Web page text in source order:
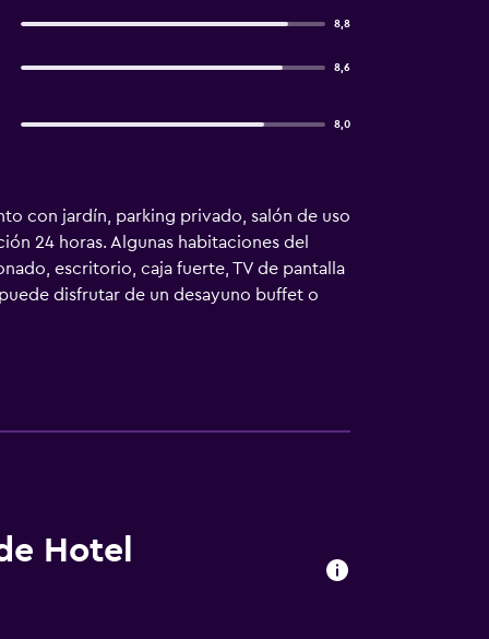
8,8
8,6
8,0
con jardín, parking privado, salón de uso
24 horas. Algunas habitaciones del
escritorio, caja fuerte, TV de pantalla
disfrutar de un desayuno buffet o
Hotel